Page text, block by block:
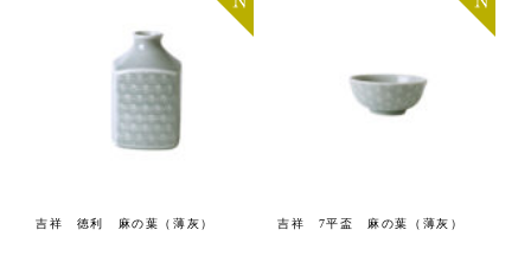
吉祥 徳利 麻の葉（薄灰） 吉祥 7平盃 麻の葉（薄灰）